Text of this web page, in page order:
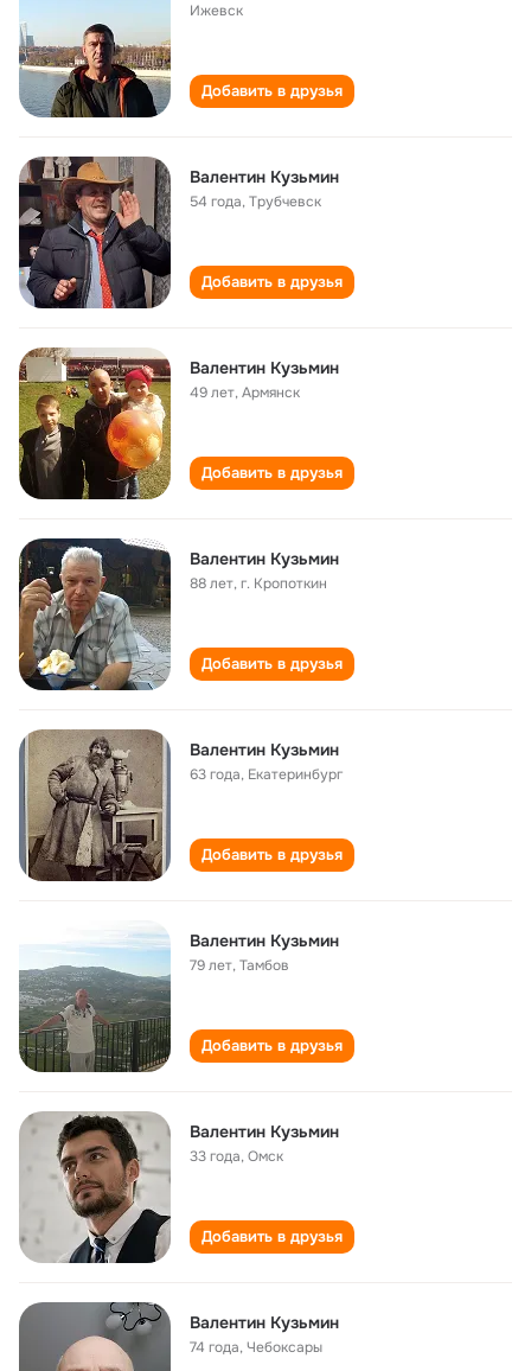
Ижевск
Добавить в друзья
Валентин Кузьмин
54 года,Трубчевск
Добавить в друзья
Валентин Кузьмин
49 лет,Армянск
Добавить в друзья
Валентин Кузьмин
88 лет,г. Кропоткин
Добавить в друзья
Валентин Кузьмин
63 года, Екатеринбург
Добавить в друзья
Валентин Кузьмин
79 лет,Тамбов
Добавить в друзья
Валентин Кузьмин
33 года,Омск
Добавить в друзья
Валентин Кузьмин
74 года,Чебоксары